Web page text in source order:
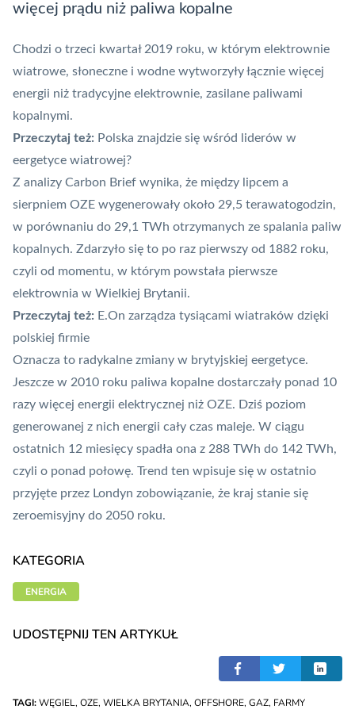
więcej prądu niż paliwa kopalne
Chodzi o trzeci kwartał 2019 roku, w którym elektrownie
wiatrowe, słoneczne i wodne wytworzyły łącznie więcej
energii niż tradycyjne elektrownie, zasilane paliwami
kopalnymi.
Przeczytaj też: Polska znajdzie się wśród liderów w
eergetyce wiatrowej?
Z analizy Carbon Brief wynika, że między lipcem a
sierpniem OZE wygenerowały około 29,5 terawatogodzin,
w porównaniu do 29,1 TWh otrzymanych ze spalania paliw
kopalnych. Zdarzyło się to po raz pierwszy od 1882 roku,
czyli od momentu, w którym powstała pierwsze
elektrownia w Wielkiej Brytanii.
Przeczytaj też: E.On zarządza tysiącami wiatraków dzięki
polskiej firmie
Oznacza to radykalne zmiany w brytyjskiej eergetyce.
Jeszcze w 2010 roku paliwa kopalne dostarczały ponad 10
razy więcej energii elektrycznej niż OZE. Dziś poziom
generowanej z nich energii cały czas maleje. W ciągu
ostatnich 12 miesięcy spadła ona z 288 TWh do 142 TWh,
czyli o ponad połowę. Trend ten wpisuje się w ostatnio
przyjęte przez Londyn zobowiązanie, że kraj stanie się
zeroemisyjny do 2050 roku.
KATEGORIA
ENERGIA
UDOSTĘPNIJ TEN ARTYKUŁ
TAGI:WĘGIEL, OZE, WIELKA BRYTANIA, OFFSHORE, GAZ, FARMY